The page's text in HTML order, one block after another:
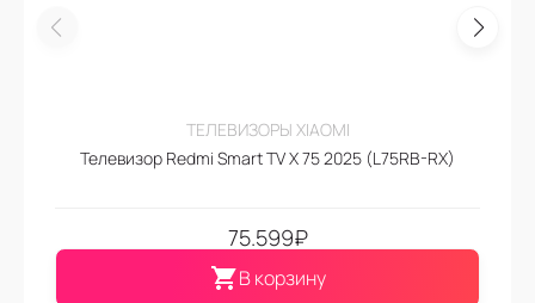
ТЕЛЕВИЗОРЫ XIAOMI
Телевизор Redmi Smart TV X 75 2025 (L75RB-RX)
75.599₽
В корзину